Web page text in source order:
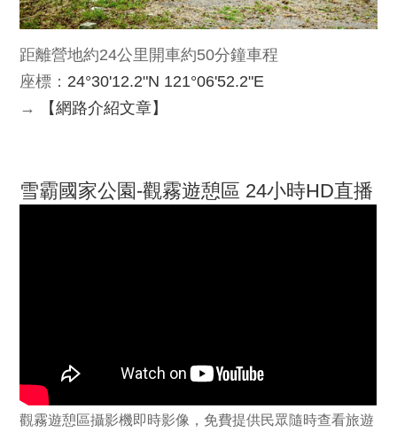
距離營地約24公里開車約50分鐘車程
座標： 24°30'12.2"N 121°06'52.2"E
→
【網路介紹文章】
雪霸國家公園-觀霧遊憩區 24小時HD直播
觀霧遊憩區攝影機即時影像，免費提供民眾隨時查看旅遊